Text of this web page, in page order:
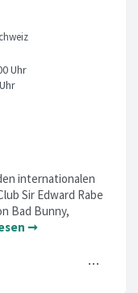
internationalen
Sir Edward Rabe
Bad Bunny,
➞